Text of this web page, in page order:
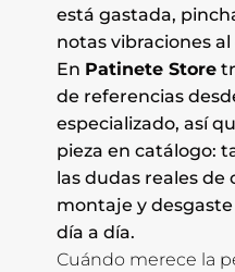
está gastada,
notas vibraciones
En Patinete Store
de referencias
especializado, así
pieza en catálogo:
las dudas reales
montaje y
día a día.
Cuándo merece la